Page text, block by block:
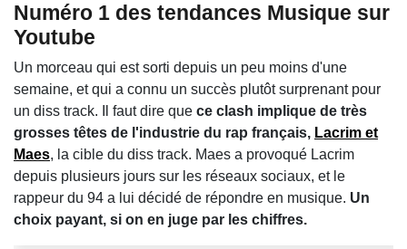
Numéro 1 des tendances Musique sur
Youtube
Un morceau qui est sorti depuis un peu moins d'une
semaine, et qui a connu un succès plutôt surprenant pour
un diss track. Il faut dire que ce clash implique de très
grosses têtes de l'industrie du rap français, Lacrim et
Maes, la cible du diss track. Maes a provoqué Lacrim
depuis plusieurs jours sur les réseaux sociaux, et le
rappeur du 94 a lui décidé de répondre en musique. Un
choix payant, si on en juge par les chiffres.